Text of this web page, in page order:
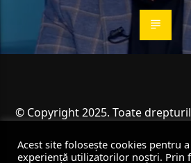
© Copyright 2025. Toate
Acest site folosește cookies pentru
experiență utilizatorilor noștri. Prin